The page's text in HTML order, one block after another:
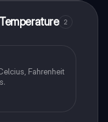
2
Fahrenheit